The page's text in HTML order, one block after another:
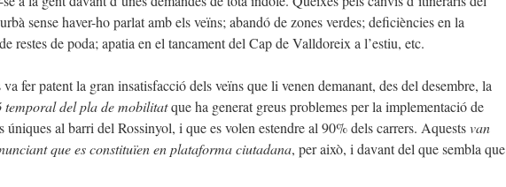
sense haver-ho parlat amb els veïns; abandó de zones verdes; deficiències en la
restes de poda; apatia en el tancament del Cap de Valldoreix a l’estiu, etc.
va fer patent la gran insatisfacció dels veïns que li venen demanant, des del desembre, la
temporal del pla de mobilitatque ha generat greus problemes per la implementació de
úniques al barri del Rossinyol, i que es volen estendre al 90% dels carrers. Aquestsvan
que es constituïen en plataforma ciutadana, per això, i davant del que sembla que